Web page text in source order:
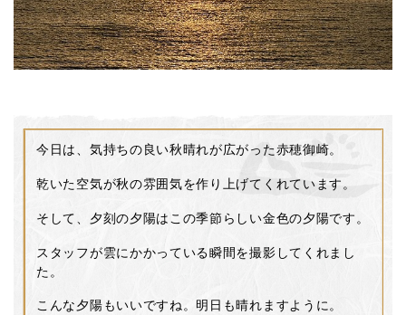
今日は、気持ちの良い秋晴れが広がった赤穂御崎。
乾いた空気が秋の雰囲気を作り上げてくれています。
そして、夕刻の夕陽はこの季節らしい金色の夕陽です。
スタッフが雲にかかっている瞬間を撮影してくれまし
た。
こんな夕陽もいいですね。明日も晴れますように。